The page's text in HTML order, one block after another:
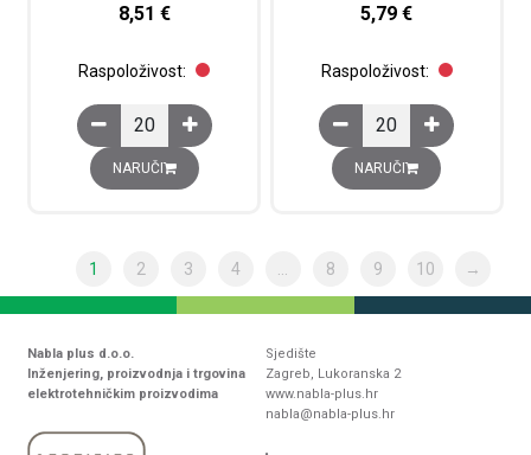
8,51 €
Raspoloživost:
DLP kanal, 35x105 mm količina
NARUČI
5,79€
Raspoloživost:
DLP kanal, 35x80 mm
NARUČI
1 2 3 4 8 9 10 →
Nabla plus d.o.o.
Inženjering, proizvodnja i trgovina
elektrotehničkim proizvodima
Sjedište
Zagreb, Lukoranska 2
www.nabla-plus.hr
nabla@nabla-plus.hr